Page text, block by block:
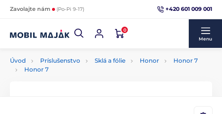
Zavolajte nám (Po-Pi 9-17) +420 601 009 001
0
Menu
Úvod Príslušenstvo Sklá a fólie Honor
Honor 7
Honor 7